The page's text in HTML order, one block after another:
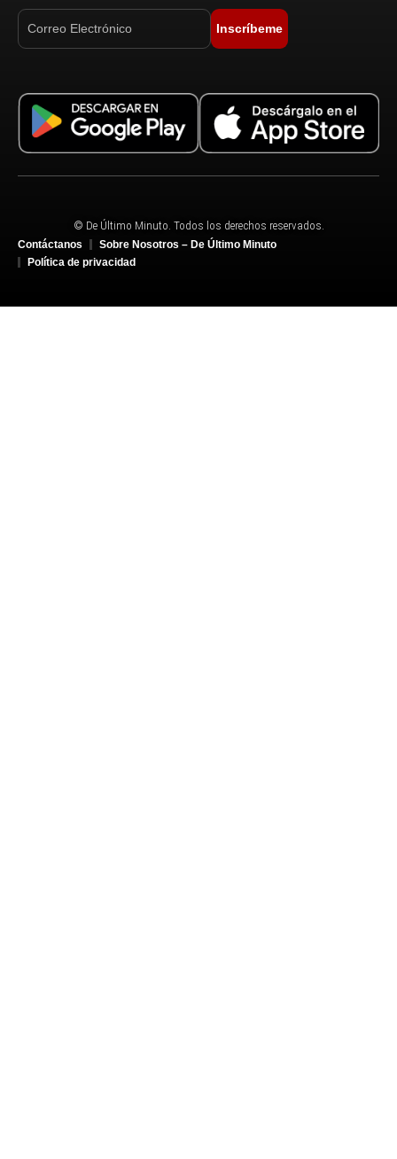
Inscríbeme
© De Último Minuto. Todos los derechos reservados.
Contáctanos
Sobre Nosotros – De Último Minuto
Política de privacidad